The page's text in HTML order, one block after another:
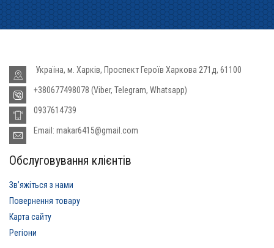
Україна, м. Харків, Проспект Героїв Харкова 271д, 61100
+380677498078 (Viber, Telegram, Whatsapp)
0937614739
Email: makar6415@gmail.com
Обслуговування клієнтів
Звʼяжіться з нами
Повернення товару
Карта сайту
Регіони